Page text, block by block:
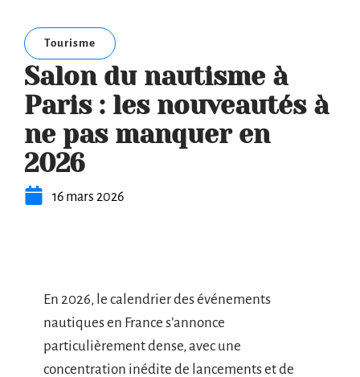
Tourisme
Salon du nautisme à
Paris : les nouveautés à
ne pas manquer en
2026
16 mars 2026
En 2026, le calendrier des événements
nautiques en France s’annonce
particulièrement dense, avec une
concentration inédite de lancements et de